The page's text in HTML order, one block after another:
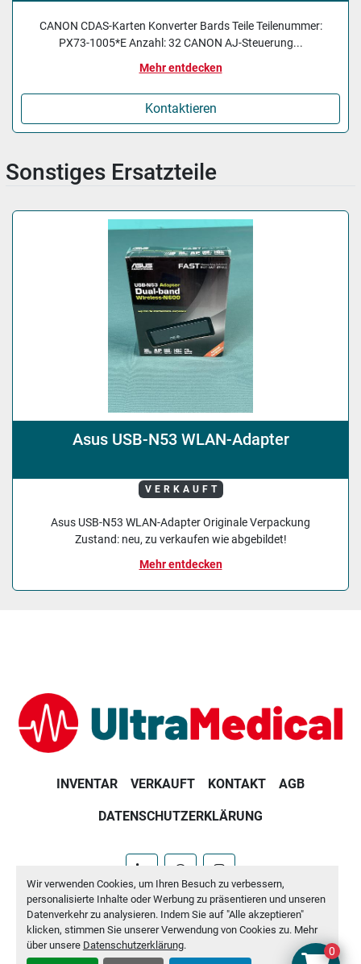
Wir verwenden Cookies, um Ihren Besuch zu verbessern,
personalisierte Inhalte oder Werbung zu präsentieren und unseren
Datenverkehr zu analysieren. Indem Sie auf "Alle akzeptieren"
klicken, stimmen Sie unserer Verwendung von Cookies zu. Mehr
über unsere Datenschutzerklärung.
CANON CDAS-Karten Konverter Bards Teile Teilenummer:
PX73-1005*E Anzahl: 32 CANON AJ-Steuerung...
Mehr entdecken
Kontaktieren
Sonstiges Ersatzteile
Asus USB-N53 WLAN-Adapter
VERKAUFT
Asus USB-N53 WLAN-Adapter Originale Verpackung
Zustand: neu, zu verkaufen wie abgebildet!
Mehr entdecken
INVENTAR VERKAUFT KONTAKT AGB
DATENSCHUTZERKLÄRUNG
linkedinwhatsappinstagram
Machinio System-Website vonMachinio
Cookie-Einstellungen
0